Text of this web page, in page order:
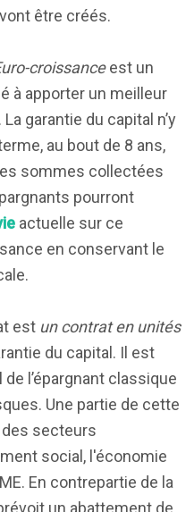
être créés.
croissanceest un
à apporter un meilleur
garantie du capital n’y
au bout de 8 ans,
sommes collectées
pourront
actuelle sur ce
en conservant le
est un contrat en unités
du capital. Il est
l’épargnant classique
Une partie de cette
secteurs
social, l'économie
En contrepartie de la
un abattement de